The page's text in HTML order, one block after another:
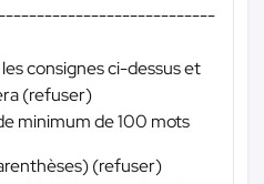
consignes ci-dessus et
(refuser)
minimum de 100 mots
(refuser)